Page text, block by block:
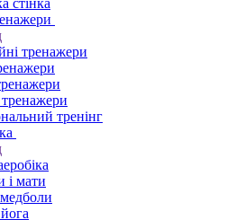
стінка
тренажери
тренінг
і мати